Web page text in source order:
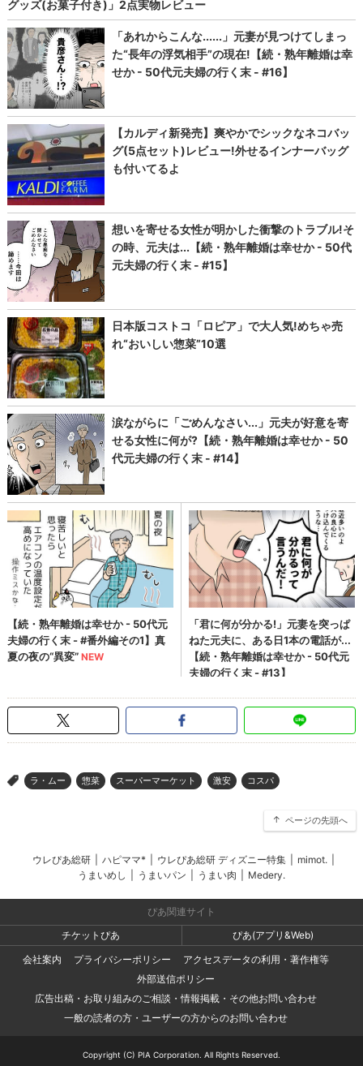
> ラ・ムー 惣菜 スーパーマーケット 激安 コスパ
ページの先頭へ
ウレぴあ総研 ハピママ* ウレぴあ総研 ディズニー特集 mimot.
うまいめし
うまいパン うまい肉 Medery.
ぴあ関連サイト
チケットぴあ
ぴあ(アプリ&Web)
会社案内
プライバシーポリシー
アクセスデータの利用・著作権等
外部送信ポリシー
広告出稿・お取り組みのご相談・情報掲載・その他お問い合わせ
一般の読者の方・ユーザーの方からのお問い合わせ
Copyright (C) PIA Corporation. All Rights Reserved.